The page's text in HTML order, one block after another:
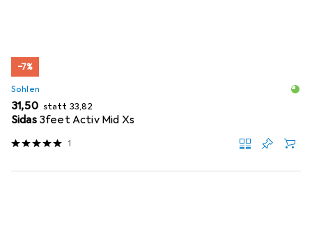
−7%
Sohlen
EUR
31,50 statt EUR
33,82
Sidas 3feet Activ Mid Xs
1